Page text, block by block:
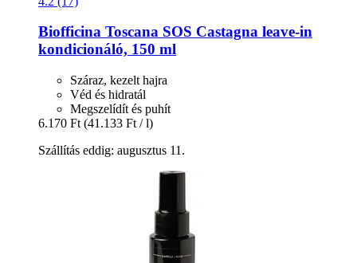
Biofficina Toscana SOS Castagna leave-​in
kondicionáló, 150 ml
Száraz, kezelt hajra
Véd és hidratál
Megszelídít és puhít
6.170 Ft (41.133 Ft / l)
Szállítás eddig: augusztus 11.